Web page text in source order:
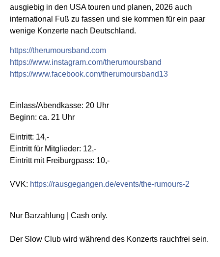
ausgiebig in den USA touren und planen, 2026 auch
international Fuß zu fassen und sie kommen für ein paar
wenige Konzerte nach Deutschland.
https://therumoursband.com
https://www.instagram.com/therumoursband
https://www.facebook.com/therumoursband13
Einlass/Abendkasse: 20 Uhr
Beginn: ca. 21 Uhr
Eintritt: 14,-
Eintritt für Mitglieder: 12,-
Eintritt mit Freiburgpass: 10,-
VVK: https://rausgegangen.de/events/the-rumours-2
Nur Barzahlung | Cash only.
Der Slow Club wird während des Konzerts rauchfrei sein.